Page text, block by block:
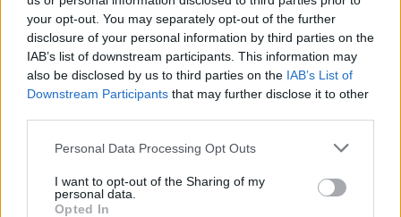
your opt-out. You may separately opt-out of the further
disclosure of your personal information by third parties on the
IAB’s list of downstream participants. This information may
also be disclosed by us to third parties on the IAB’s List of
Downstream Participants that may further disclose it to other
Personal Data Processing Opt Outs
I want to opt-out of the Sharing of my
personal data.
Opted In
Staran luetuimmat
1